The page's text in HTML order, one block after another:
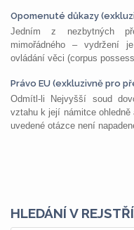
Opomenuté důkazy
Jedním z nezbytných
mimořádného – vydržení
ovládání věci (corpus
Právo EU (exkluzivně pro
Odmítl-li Nejvyšší soud
vztahu k její námitce
uvedené otázce není
HLEDÁNÍ V